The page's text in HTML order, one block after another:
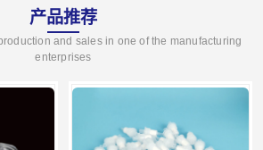
产品推荐
and sales in one of the manufacturing
enterprises